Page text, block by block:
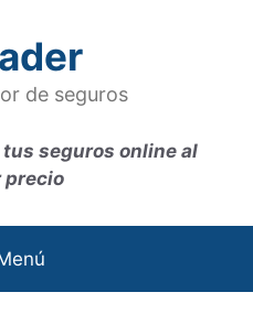
de seguros
seguros online al
precio